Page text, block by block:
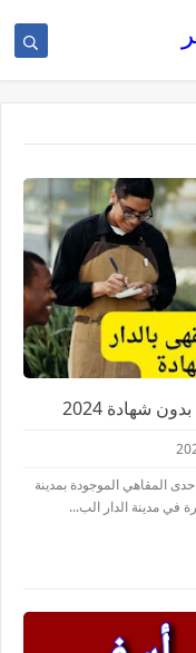
شهادة 2024
المقاهي الموجودة بمدينة
في مدينة الدار الب...